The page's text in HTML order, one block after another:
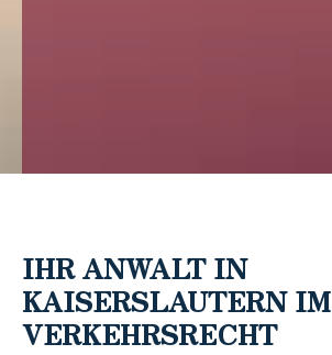
IHR ANWALT IN
KAISERSLAUTERN IM
VERKEHRSRECHT